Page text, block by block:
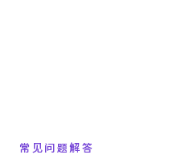
常见问题解答